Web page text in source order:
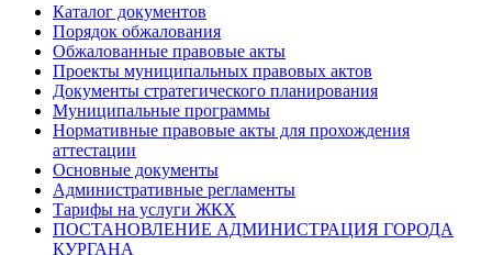
Каталог документов
Порядок обжалования
Обжалованные правовые акты
Проекты муниципальных правовых актов
Документы стратегического планирования
Муниципальные программы
Нормативные правовые акты для прохождения
аттестации
Основные документы
Административные регламенты
Тарифы на услуги ЖКХ
ПОСТАНОВЛЕНИЕ АДМИНИСТРАЦИЯ ГОРОДА
КУРГАНА